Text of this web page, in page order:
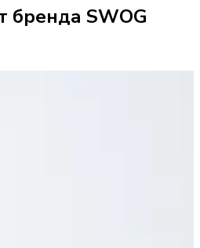
бренда SWOG